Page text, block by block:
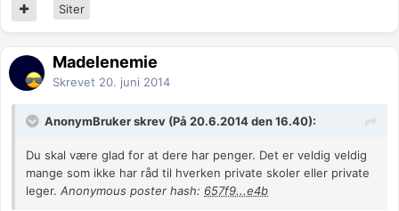
Siter
Madelenemie
Skrevet 20. juni 2014
AnonymBruker skrev (På 20.6.2014 den 16.40):
Du skal være glad for at dere har penger. Det er veldig veldig
mange som ikke har råd til hverken private skoler eller private
leger. Anonymous poster hash: 657f9...e4b